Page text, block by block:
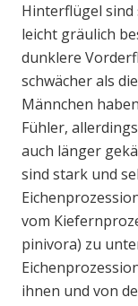
Hinterflügel sind
leicht gräulich
dunklere
schwächer als
Männchen
Fühler,
auch länger
sind stark und
vom
pinivora) zu
ihnen und von